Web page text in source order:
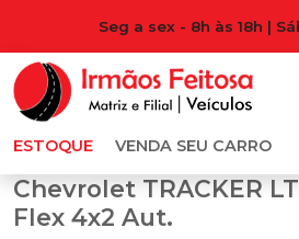
Seg a sex - 8h às 18h |
ESTOQUE VENDA SEU CARRO
Chevrolet TRACKER
Flex 4x2 Aut.